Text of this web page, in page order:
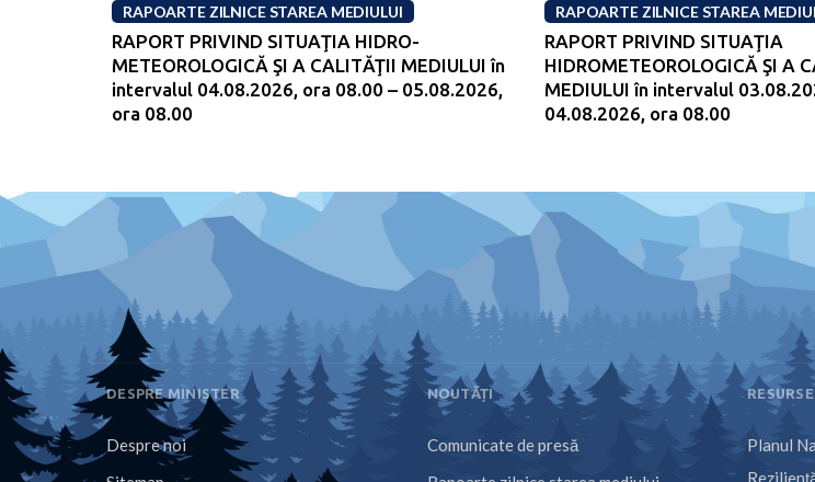
RAPOARTE ZILNICE STAREA MEDIULUI
RAPORT PRIVIND SITUAŢIA HIDRO-
METEOROLOGICĂ ŞI A CALITĂŢII MEDIULUI în
intervalul 04.08.2026, ora 08.00 – 05.08.2026,
ora 08.00
RAPOARTE ZILNICE STAREA
RAPORT PRIVIND SITUAŢIA
HIDROMETEOROLOGICĂ ŞI A
MEDIULUI în intervalul
04.08.2026, ora 08.00
DESPRE MINISTER
Despre noi
NOUTĂȚI
Comunicate de presă
Planul